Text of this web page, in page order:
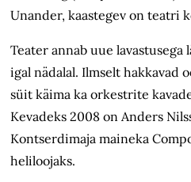
Unander, kaastegev on teatri
Teater annab uue
igal nädalal. Ilmselt hakkavad
süit käima ka orkestrite
Kevadeks 2008 on Anders
Kontserdimaja maineka
heliloojaks.